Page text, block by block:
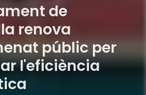
de
renova
públic per
l'eficiència